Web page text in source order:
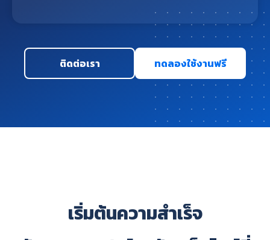
ติดต่อเรา ทดลองใช้งานฟรี
เริ่มต้นความสำเร็จ